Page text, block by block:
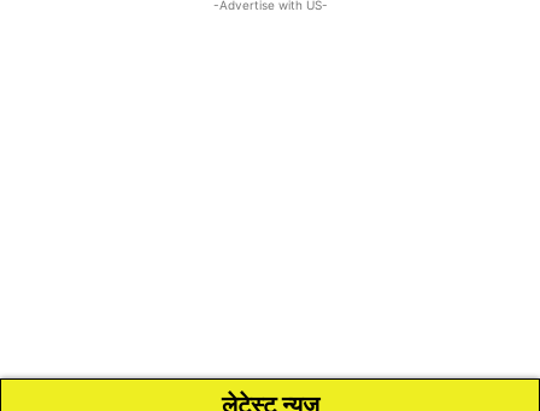
-Advertise with US-
लेटेस्ट न्यूज़